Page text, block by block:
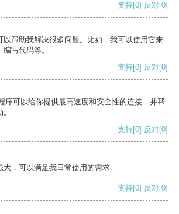
支持[0] 反对[0]
以帮助我解决很多问题。比如，我可以使用它来
写代码等。
支持[0] 反对[0]
序可以给你提供最高速度和安全性的连接，并帮
支持[0] 反对[0]
，可以满足我日常使用的需求。
支持[0] 反对[0]